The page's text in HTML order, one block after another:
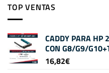
TOP VENTAS
CADDY PARA
CON G8/G9/
16,82€